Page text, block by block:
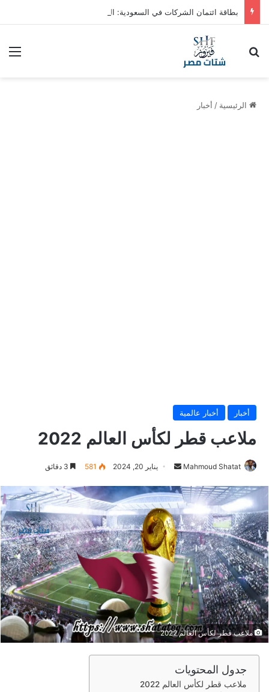
بطاقة ائتمان الشركات في السعودية: الشروط والمزايا
الرئيسية / أخبار
أخبار أخبار عالمية
ملاعب قطر لكأس العالم 2022
Mahmoud Shatat
أرسل
إلكترونيا
يناير 20, 2024 581
ملاعب قطر لكأس العالم 2022
جدول المحتويات
ملاعب قطر لكأس العالم 2022